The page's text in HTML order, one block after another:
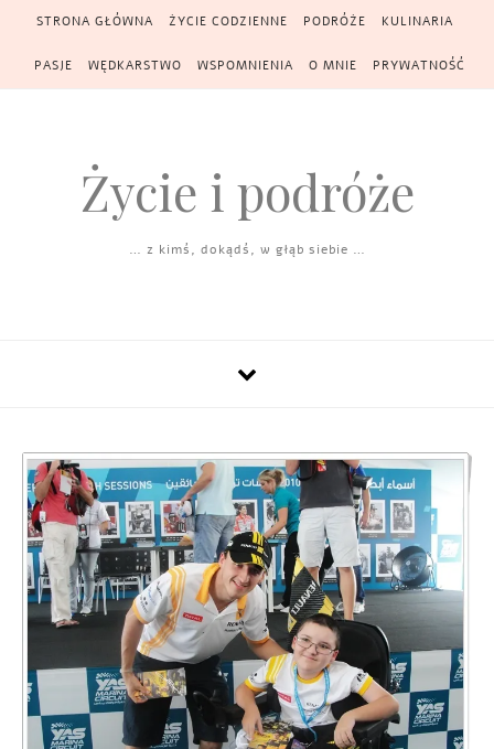
Skip to content
STRONA GŁÓWNA ŻYCIE CODZIENNE PODRÓŻE KULINARIA
PASJE WĘDKARSTWO WSPOMNIENIA O MNIE PRYWATNOŚĆ
Życie i podróże
… z kimś, dokądś, w głąb siebie …